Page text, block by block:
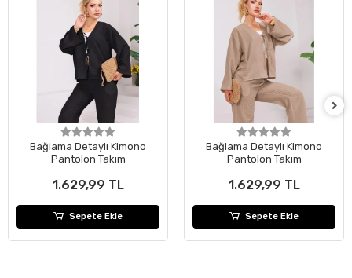
Bağlama Detaylı Kimono
Pantolon Takım
1.629,99 TL
Sepete Ekle
Bağlama Detaylı Kimono
Pantolon Takım
1.629,99 TL
Sepete Ekle